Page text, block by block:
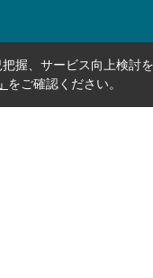
握、サービス向上検討
をご確認ください。